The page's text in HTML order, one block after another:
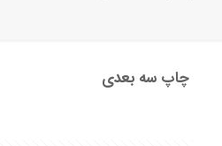
چاپ سه بعدی